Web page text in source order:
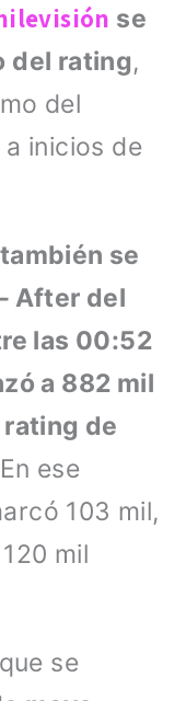
se
del rating,
del
inicios de
también se
After del
las 00:52
a 882 mil
de
En ese
103 mil,
mil
se